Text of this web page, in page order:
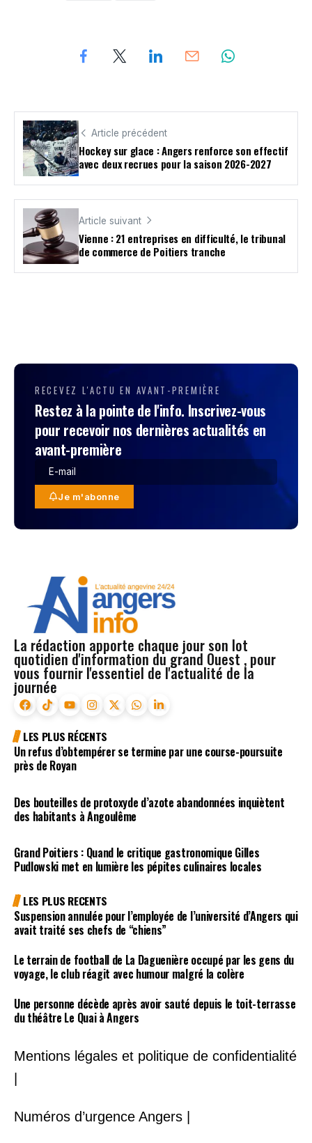
Article précédent
Hockey sur glace : Angers renforce son effectif
avec deux recrues pour la saison 2026-2027
Article suivant
Vienne : 21 entreprises en difficulté, le tribunal
de commerce de Poitiers tranche
RECEVEZ L'ACTU EN AVANT-PREMIÈRE
Restez à la pointe de l'info. Inscrivez-vous
pour recevoir nos dernières actualités en
avant-première
Je m'abonne
La rédaction apporte chaque jour son lot
quotidien d'information du grand Ouest , pour
vous fournir l'essentiel de l'actualité de la
journée
LES PLUS RÉCENTS
Un refus d’obtempérer se termine par une course-poursuite
près de Royan
Des bouteilles de protoxyde d’azote abandonnées inquiètent
des habitants à Angoulême
Grand Poitiers : Quand le critique gastronomique Gilles
Pudlowski met en lumière les pépites culinaires locales
LES PLUS RECENTS
Suspension annulée pour l’employée de l’université d’Angers qui
avait traité ses chefs de “chiens”
Le terrain de football de La Daguenière occupé par les gens du
voyage, le club réagit avec humour malgré la colère
Une personne décède après avoir sauté depuis le toit-terrasse
du théâtre Le Quai à Angers
Mentions légales et politique de confidentialité
Numéros d’urgence Angers |